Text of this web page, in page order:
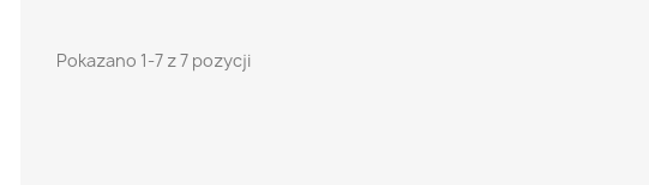
Pokazano 1-7 z 7 pozycji